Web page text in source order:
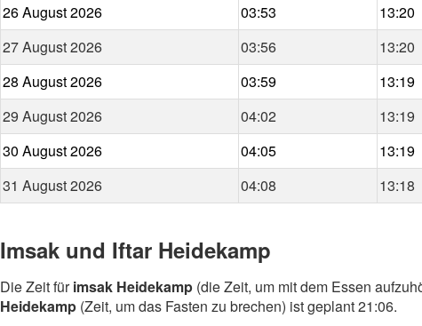
26 August 2026
03:53 13:20
27 August 2026
03:56 13:20
28 August 2026
03:59 13:19
29 August 2026
04:02 13:19
30 August 2026
04:05 13:19
31 August 2026
04:08 13:18
Imsak und Iftar Heidekamp
Die Zeit fürimsak Heidekamp (die Zeit, um mit dem Essen
Heidekamp (Zeit, um das Fasten zu brechen) ist geplant 21:06.